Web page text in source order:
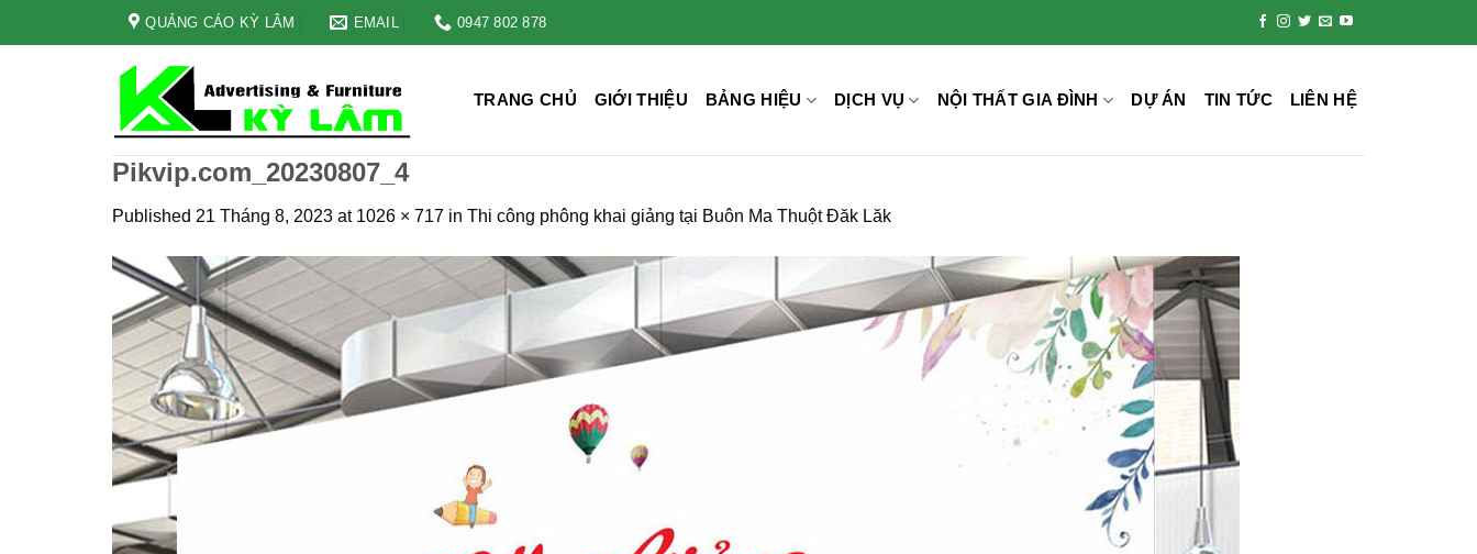
QUẢNG CÁO KỲ LÂM EMAIL 0947 802 878
TRANG CHỦ GIỚI THIỆU BẢNG HIỆU DỊCH VỤ NỘI THẤT GIA ĐÌNH DỰ ÁN TIN TỨC LIÊN HỆ
Pikvip.com_20230807_4
Published 21 Tháng 8, 2023 at 1026 × 717 in Thi công phông khai giảng tại Buôn Ma Thuột Đăk Lăk